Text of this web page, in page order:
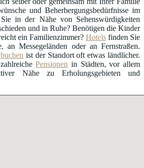
und Beherbergungsbedürfnisse im
in der Nähe von Sehenswürdigkeiten
und in Ruhe? Benötigen die Kinder
ein Familienzimmer? Hotels finden Sie
an Messegeländen oder an Fernstraßen.
buchen ist der Standort oft etwas ländlicher.
Pensionen in Städten, vor allem
Nähe zu Erholungsgebieten und